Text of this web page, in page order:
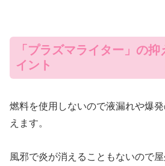
「プラズマライター」の
イント
燃料を使用しないので液漏れや爆
えます。
風邪で炎が消えることもないので